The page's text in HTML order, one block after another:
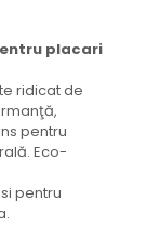
placari
ridicat de
pentru
Eco-
pentru